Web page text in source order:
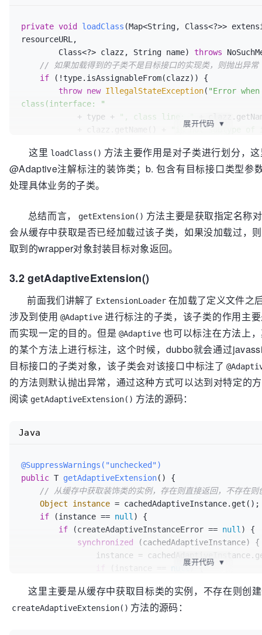
            }
catch
(Throwable t) {
", description file: "
private void loadClass (Map<String, Class<?>>
resourceURL,
        Class<?> clazz, String name)
throws
// 如果加载得到的子类不是目标接口的实现类，则抛出异常
if (!type.isAssignableFrom(clazz)) {
throw new IllegalStateException( "Error
class(interface: "
            + type +
", class line: "
+
            + clazz.getName() +
"is not subtype of
// 如果子类上标注有@Adaptive注解，说明其是一个装饰类
cachedAdaptiveClass中，
if (cachedAdaptiveClass == null) {
            cachedAdaptiveClass = clazz;
        }
else if
                + cachedAdaptiveClass.getClass().getName()
                +
", " +
        }
// 这里判断子类是否是一个wrapper类，判断方式就是检查
数的构造函数，
// 有则说明其是一个AOP的wrapper类
    }
else if (isWrapperClass(clazz)) {
if (wrappers == null) {
            cachedWrapperClasses =
new
// 走到这里说明当前子类不是一个功能型的类，而是
        clazz.getConstructor();
if (name == null || name.length() == 0) {
            name = findAnnotationName(clazz);
if (name.length() ==
throw new IllegalStateException (
                    + clazz.getName() +
" in the
        String[] names = NAME_SEPARATOR.split(name);
if (names != null && names.length >
展开代码 ▼
这里 loadClass() 方法主要作用是对子类进行划分，
@Adaptive注解标注的装饰类；b. 包含有目标接口类型参
处理具体业务的子类。
总结而言， getExtension() 方法主要是获取指定名称
会从缓存中获取是否已经加载过该子类，如果没加载过，
取到的wrapper对象封装目标对象返回。
3.2 getAdaptiveExtension()
前面我们讲解了 ExtensionLoader 在加载了定义文件之
涉及到使用 @Adaptive 进行标注的子类，该子类的作用主
而实现一定的目的。但是 @Adaptive 也可以标注在方法上
的某个方法上进行标注，这个时候，dubbo就会通过
目标接口的子类对象，该子类会对该接口中标注了
的方法则默认抛出异常，通过这种方式可以达到对特定的
阅读 getAdaptiveExtension() 方法的源码：
@SuppressWarnings("unchecked")
public T getAdaptiveExtension()
{
// 从缓存中获取装饰类的实例，存在则直接返回，不存在则
Object
instance = cachedAdaptiveInstance.get();
if (instance == null ) {
if (createAdaptiveInstanceError == null ) {
synchronized (cachedAdaptiveInstance) {
if
null) {
// 创建一个装饰类的实例
                        instance = createAdaptiveExtension();
Java
展开代码 ▼
这里主要是从缓存中获取目标类的实例，不存在则创
createAdaptiveExtension() 方法的源码：